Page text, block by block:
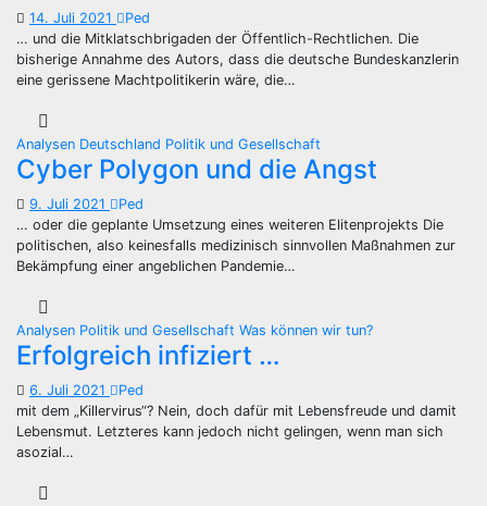
14. Juli 2021
Ped
… und die Mitklatschbrigaden der Öffentlich-Rechtlichen. Die
bisherige Annahme des Autors, dass die deutsche Bundeskanzlerin
eine gerissene Machtpolitikerin wäre, die…
Analysen Deutschland Politik und Gesellschaft
Cyber Polygon und die Angst
9. Juli 2021
Ped
… oder die geplante Umsetzung eines weiteren Elitenprojekts Die
politischen, also keinesfalls medizinisch sinnvollen Maßnahmen zur
Bekämpfung einer angeblichen Pandemie…
Analysen Politik und Gesellschaft Was können wir tun?
Erfolgreich infiziert …
6. Juli 2021
Ped
mit dem „Killervirus“? Nein, doch dafür mit Lebensfreude und damit
Lebensmut. Letzteres kann jedoch nicht gelingen, wenn man sich
asozial…